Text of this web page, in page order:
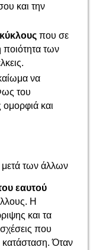
και την
που σε
των
να
του
και
των άλλων
εαυτού
Η
και τα
που
κατάσταση. Όταν